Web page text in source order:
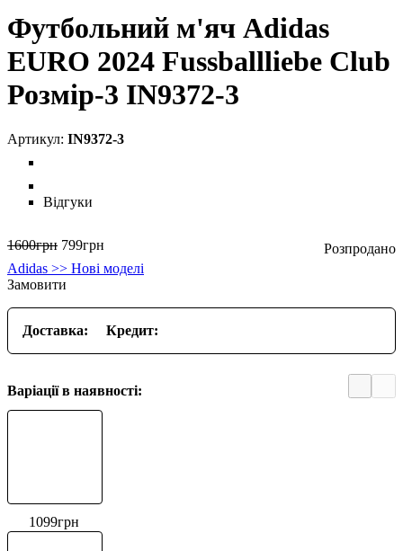
Футбольний м'яч Adidas
EURO 2024 Fussballliebe Club
Розмір-3 IN9372-3
IN9372-3
Відгуки
1600грн 799грн
Adidas >> Нові моделі
Замовити
Доставка: Кредит:
Варіації в наявності:
1099грн